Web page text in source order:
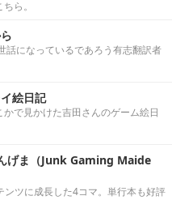
ら。
話になっているであろう有志翻訳者
絵日記
で見かけた吉田さんのゲーム絵日
げま（Junk Gaming Maide
ツに成長した4コマ。単行本も好評